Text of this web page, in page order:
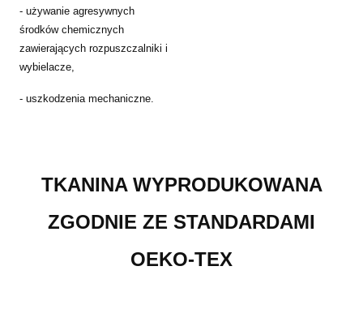
- używanie agresywnych
środków chemicznych
zawierających rozpuszczalniki i
wybielacze,
- uszkodzenia mechaniczne.
TKANINA WYPRODUKOWANA
ZGODNIE ZE STANDARDAMI
OEKO-TEX